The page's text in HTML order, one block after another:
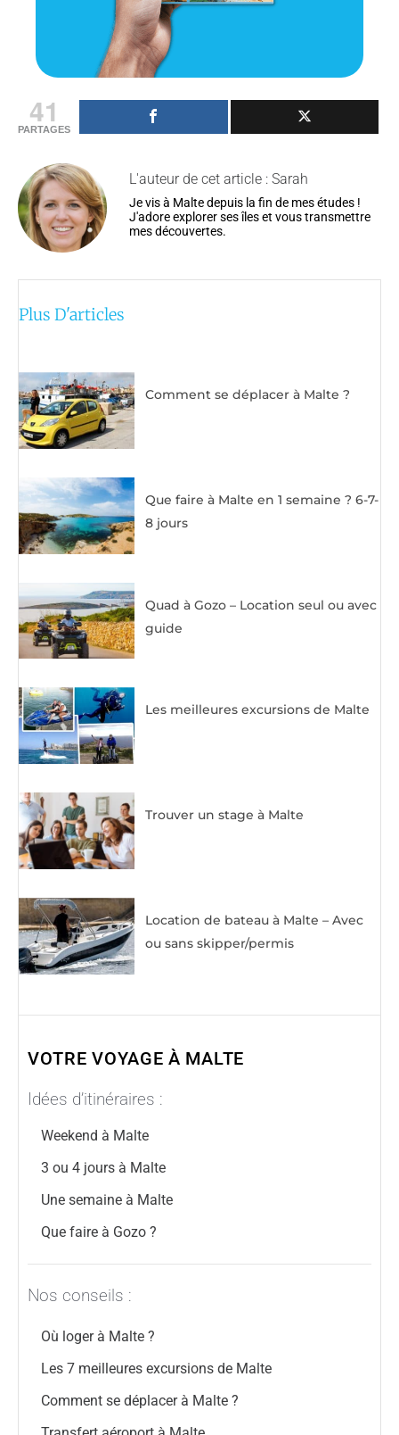
41
PARTAGES
L'auteur de cet article : Sarah
Je vis à Malte depuis la fin de mes études !
J'adore explorer ses îles et vous transmettre
mes découvertes.
Plus D'articles
Comment se déplacer à Malte ?
Que faire à Malte en 1 semaine ? 6-7-
8 jours
Quad à Gozo – Location seul ou avec
guide
Les meilleures excursions de Malte
Trouver un stage à Malte
Location de bateau à Malte – Avec
ou sans skipper/permis
VOTRE VOYAGE À MALTE
Idées d’itinéraires :
Weekend à Malte
3 ou 4 jours à Malte
Une semaine à Malte
Que faire à Gozo ?
Nos conseils :
Où loger à Malte ?
Les 7 meilleures excursions de Malte
Comment se déplacer à Malte ?